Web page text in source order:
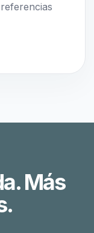
Más